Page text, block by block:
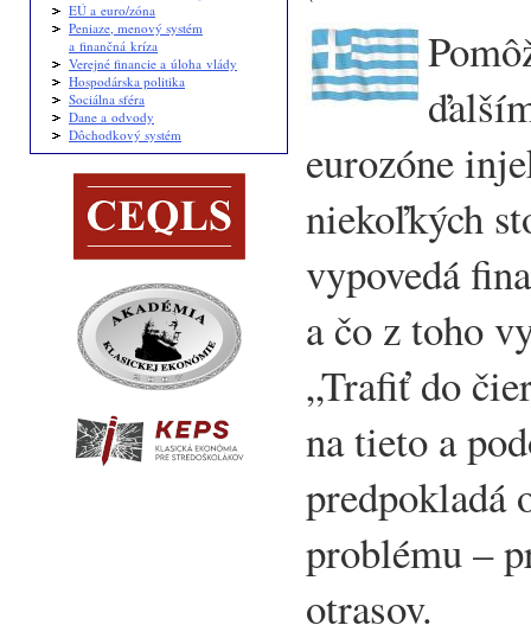
EÚ a euro/zóna
Peniaze, menový systém
a finančná kríza
Verejné financie a úloha vlády
Hospodárska politika
Sociálna sféra
Dane a odvody
Dôchodkový systém
eurozóne
niekoľkých
vypovedá
a čo z toho
„Trafiť do
na tieto a
predpokladá
problému –
otrasov.